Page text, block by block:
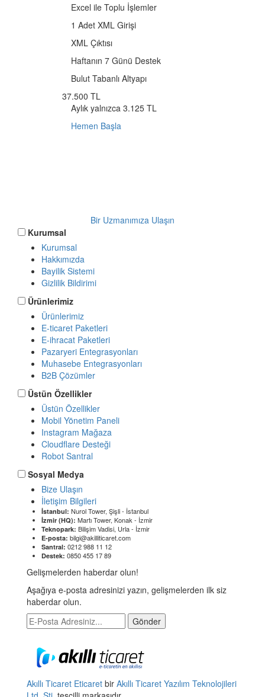
Excel ile Toplu İşlemler
1 Adet XML Girişi
XML Çıktısı
Haftanın 7 Günü Destek
Bulut Tabanlı Altyapı
37.500 TL
Aylık yalnızca 3.125 TL
Hemen Başla
Bir Uzmanımıza Ulaşın
Kurumsal
Kurumsal
Hakkımızda
Bayilik Sistemi
Gizlilik Bildirimi
Ürünlerimiz
Ürünlerimiz
E-ticaret Paketleri
E-ihracat Paketleri
Pazaryeri Entegrasyonları
Muhasebe Entegrasyonları
B2B Çözümler
Üstün Özellikler
Üstün Özellikler
Mobil Yönetim Paneli
Instagram Mağaza
Cloudflare Desteği
Robot Santral
Sosyal Medya
Bize Ulaşın
İletişim Bilgileri
İstanbul: Nurol Tower, Şişli - İstanbul
İzmir (HQ): Martı Tower, Konak - İzmir
Teknopark: Bilişim Vadisi, Urla - İzmir
E-posta: bilgi@akilliticaret.com
Santral: 0212 988 11 12
Destek: 0850 455 17 89
Gelişmelerden haberdar olun!
Aşağıya e-posta adresinizi yazın, gelişmelerden ilk siz
haberdar olun.
Gönder
Akıllı Ticaret Eticaret bir Akıllı Ticaret Yazılım Teknolojileri